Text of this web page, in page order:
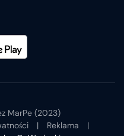
MarPe (2023)
| Reklama |